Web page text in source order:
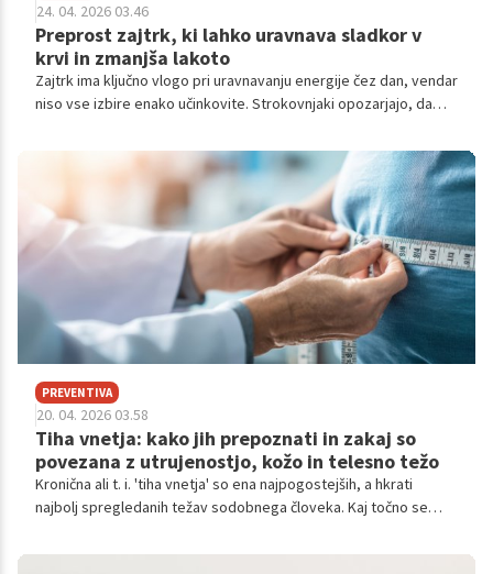
24. 04. 2026 03.46
Preprost zajtrk, ki lahko uravnava sladkor v
krvi in zmanjša lakoto
Zajtrk ima ključno vlogo pri uravnavanju energije čez dan, vendar
niso vse izbire enako učinkovite. Strokovnjaki opozarjajo, da
sladkorja v krvi, občutek sitosti in celo na telesno težo.
PREVENTIVA
20. 04. 2026 03.58
Tiha vnetja: kako jih prepoznati in zakaj so
povezana z utrujenostjo, kožo in telesno težo
Kronična ali t. i. 'tiha vnetja' so ena najpogostejših, a hkrati
najbolj spregledanih težav sodobnega človeka. Kaj točno se